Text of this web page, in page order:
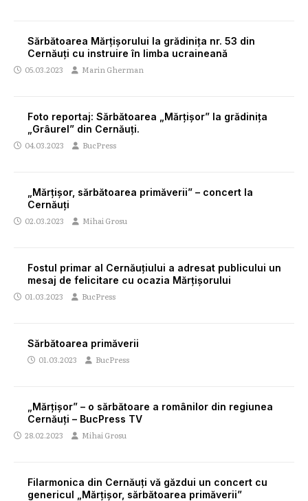
Sărbătoarea Mărțișorului la grădinița nr. 53 din
Cernăuți cu instruire în limba ucraineană
05.03.2023 Marin Gherman
Foto reportaj: Sărbătoarea „Mărțișor” la grădinița
„Grâurel” din Cernăuți.
04.03.2023 BucPress
„Mărțișor, sărbătoarea primăverii” – concert la
Cernăuți
02.03.2023 Mihai Grosu
Fostul primar al Cernăuţiului a adresat publicului un
mesaj de felicitare cu ocazia Mărțișorului
01.03.2023 BucPress
Sărbătoarea primăverii
01.03.2023 BucPress
„Mărțișor” – o sărbătoare a românilor din regiunea
Cernăuți – BucPress TV
28.02.2023 Mihai Grosu
Filarmonica din Cernăuți vă găzdui un concert cu
genericul „Mărțișor, sărbătoarea primăverii”